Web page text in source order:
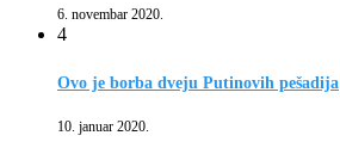
6. novembar 2020.
4
Ovo je borba dveju Putinovih pešadija
10. januar 2020.